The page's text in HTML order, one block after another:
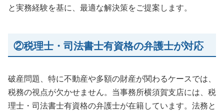
と実務経験を基に、最適な解決策をご提案します。
②税理士・司法書士有資格の弁護士が対応
破産問題、特に不動産や多額の財産が関わるケースでは、
税務の視点が欠かせません。当事務所横須賀支店には、税
理士・司法書士有資格の弁護士が在籍しています。法務と